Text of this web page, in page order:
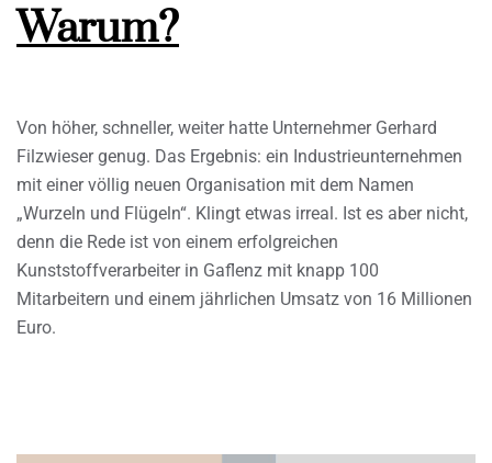
Warum?
Von höher, schneller, weiter hatte Unternehmer Gerhard
Filzwieser genug. Das Ergebnis: ein Industrieunternehmen
mit einer völlig neuen Organisation mit dem Namen
„Wurzeln und Flügeln“. Klingt etwas irreal. Ist es aber nicht,
denn die Rede ist von einem erfolgreichen
Kunststoffverarbeiter in Gaflenz mit knapp 100
Mitarbeitern und einem jährlichen Umsatz von 16 Millionen
Euro.